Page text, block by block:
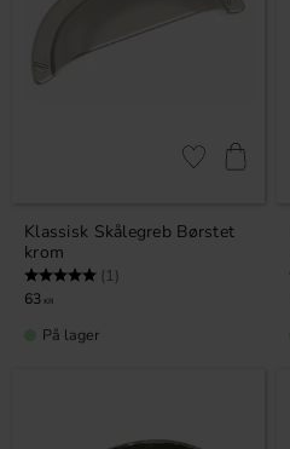
Klassisk Skålegreb Børstet
krom
Vurdering: (1)
63 KR
Gem som favorit
På lager